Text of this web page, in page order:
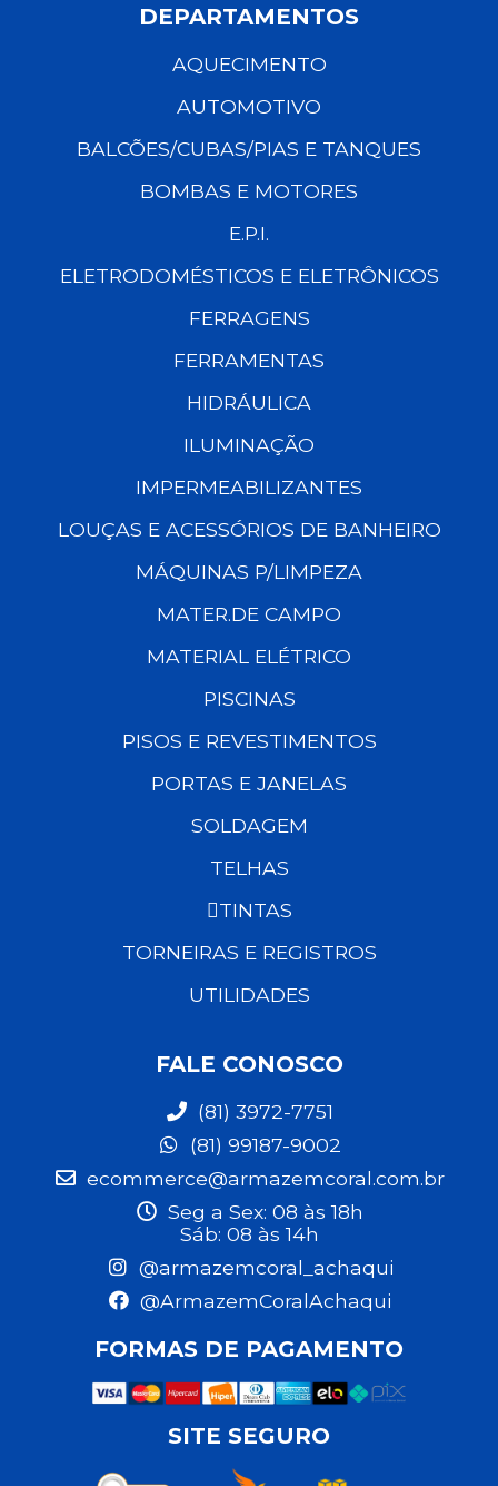
DEPARTAMENTOS
AQUECIMENTO
AUTOMOTIVO
BALCÕES/CUBAS/PIAS E TANQUES
BOMBAS E MOTORES
E.P.I.
ELETRODOMÉSTICOS E ELETRÔNICOS
FERRAGENS
FERRAMENTAS
HIDRÁULICA
ILUMINAÇÃO
IMPERMEABILIZANTES
LOUÇAS E ACESSÓRIOS DE BANHEIRO
MÁQUINAS P/LIMPEZA
MATER.DE CAMPO
MATERIAL ELÉTRICO
PISCINAS
PISOS E REVESTIMENTOS
PORTAS E JANELAS
SOLDAGEM
TELHAS
TINTAS
TORNEIRAS E REGISTROS
UTILIDADES
FALE CONOSCO
(81) 3972-7751
(81) 99187-9002
ecommerce@armazemcoral.com.br
Seg a Sex: 08 às 18h
Sáb: 08 às 14h
@armazemcoral_achaqui
@ArmazemCoralAchaqui
FORMAS DE PAGAMENTO
SITE SEGURO